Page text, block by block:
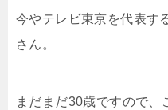
今やテレビ東京を代表す
さん。
まだまだ30歳ですので